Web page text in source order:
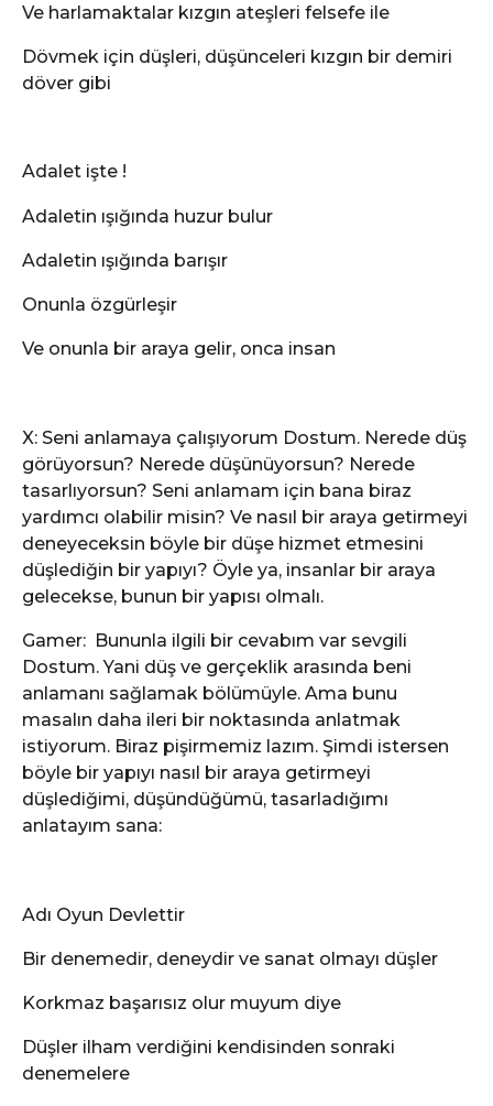
Ve harlamaktalar kızgın ateşleri felsefe ile
Dövmek için düşleri, düşünceleri kızgın bir demiri
döver gibi
Adalet işte !
Adaletin ışığında huzur bulur
Adaletin ışığında barışır
Onunla özgürleşir
Ve onunla bir araya gelir, onca insan
X: Seni anlamaya çalışıyorum Dostum. Nerede düş
görüyorsun? Nerede düşünüyorsun? Nerede
tasarlıyorsun? Seni anlamam için bana biraz
yardımcı olabilir misin? Ve nasıl bir araya getirmeyi
deneyeceksin böyle bir düşe hizmet etmesini
düşlediğin bir yapıyı? Öyle ya, insanlar bir araya
gelecekse, bunun bir yapısı olmalı.
Gamer: Bununla ilgili bir cevabım var sevgili
Dostum. Yani düş ve gerçeklik arasında beni
anlamanı sağlamak bölümüyle. Ama bunu
masalın daha ileri bir noktasında anlatmak
istiyorum. Biraz pişirmemiz lazım. Şimdi istersen
böyle bir yapıyı nasıl bir araya getirmeyi
düşlediğimi, düşündüğümü, tasarladığımı
anlatayım sana:
Adı Oyun Devlettir
Bir denemedir, deneydir ve sanat olmayı düşler
Korkmaz başarısız olur muyum diye
Düşler ilham verdiğini kendisinden sonraki
denemelere